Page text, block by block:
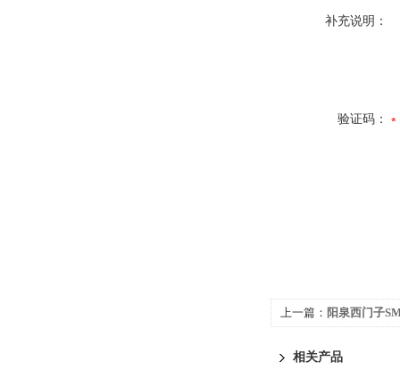
补充说明：
验证码：
上一篇： 阳泉西门子
相关产品